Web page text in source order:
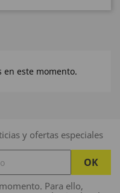
en este momento.
y ofertas especiales
Para ello,